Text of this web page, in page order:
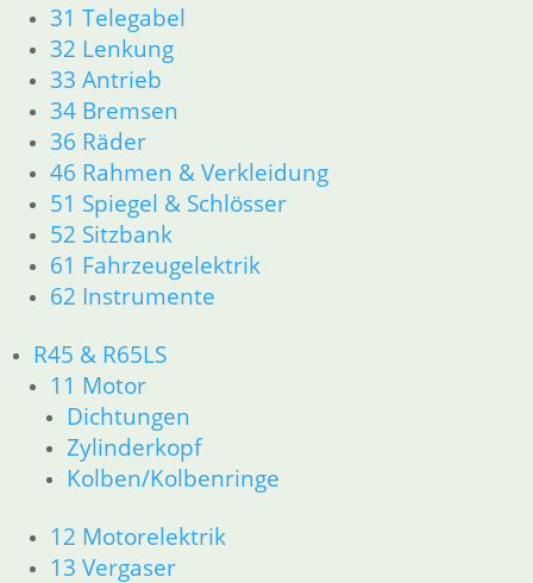
31 Telegabel
32 Lenkung
33 Antrieb
34 Bremsen
36 Räder
46 Rahmen & Verkleidung
51 Spiegel & Schlösser
52 Sitzbank
61 Fahrzeugelektrik
62 Instrumente
R45 & R65LS
11 Motor
Dichtungen
Zylinderkopf
Kolben/Kolbenringe
12 Motorelektrik
13 Vergaser
21 Kupplung
23 Getriebe
26 Kardanwelle
31 Telegabel
32 Lenkung
33 Antrieb
34 Bremsen
36 Räder
46 Rahmen & Verkleidung R60/6 – R90/S
51 Spiegel & Schlösser
52 Sitzbank
62 Instrumente
11 Motor
Dichtungen
Kolben/Kolbenringe
Zylinderkopf
13 Vergaser
16 Tank